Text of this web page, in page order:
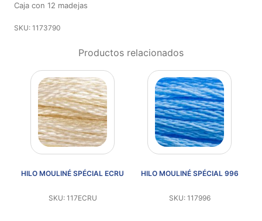
Distribuidores
Caja con 12 madejas
SKU: 1173790
Productos relacionados
HILO MOULINÉ SPÉCIAL ECRU
SKU: 117ECRU
HILO MOULINÉ SPÉCIAL 996
SKU: 117996